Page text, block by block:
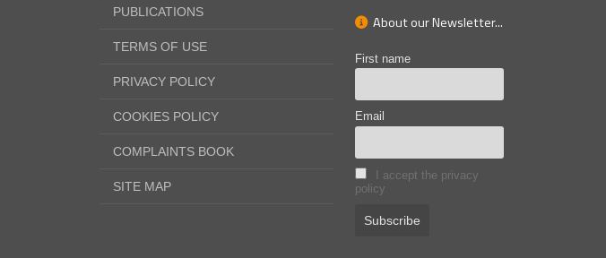
PUBLICATIONS
TERMS OF USE
PRIVACY POLICY
COOKIES POLICY
COMPLAINTS BOOK
SITE MAP
About our Newsletter...
First name
Email
I accept the privacy
policy